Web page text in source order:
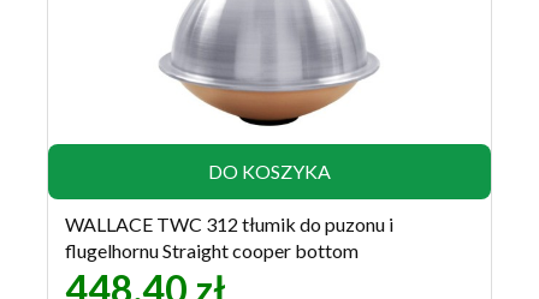
DO KOSZYKA
WALLACE TWC 312 tłumik do puzonu i
flugelhornu Straight cooper bottom
448,40 zł